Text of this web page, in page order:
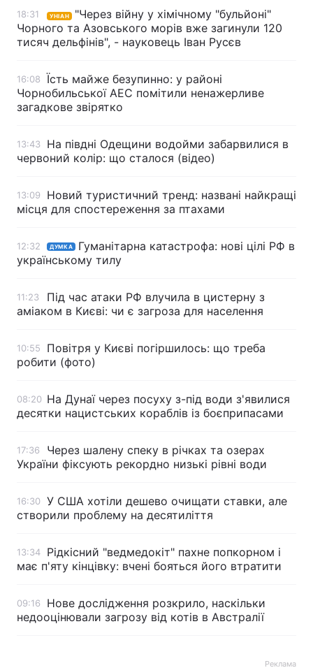
18:31 УНІАН
"Через війну у хімічному "бульйоні"
Чорного та Азовського морів вже загинули 120
тисяч дельфінів", - науковець Іван Русєв
16:08
Їсть майже безупинно: у районі
Чорнобильської АЕС помітили ненажерливе
загадкове звірятко
13:43
На півдні Одещини водойми забарвилися в
червоний колір: що сталося (відео)
13:09
Новий туристичний тренд: названі найкращі
місця для спостереження за птахами
12:32 ДУМКА
Гуманітарна катастрофа: нові цілі РФ в
українському тилу
11:23
Під час атаки РФ влучила в цистерну з
аміаком в Києві: чи є загроза для населення
10:55
Повітря у Києві погіршилось: що треба
робити (фото)
08:20 На Дунаї через посуху з-під води з'явилися
десятки нацистських кораблів із боєприпасами
17:36
Через шалену спеку в річках та озерах
України фіксують рекордно низькі рівні води
16:30 У США хотіли дешево очищати ставки, але
створили проблему на десятиліття
13:34
Рідкісний "ведмедокіт" пахне попкорном і
має п'яту кінцівку: вчені бояться його втратити
09:16
Нове дослідження розкрило, наскільки
недооцінювали загрозу від котів в Австралії
Реклама